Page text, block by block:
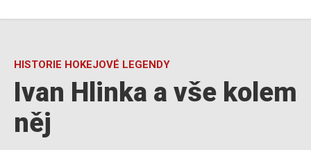
HISTORIE HOKEJOVÉ LEGENDY
Ivan Hlinka a vše kolem
něj